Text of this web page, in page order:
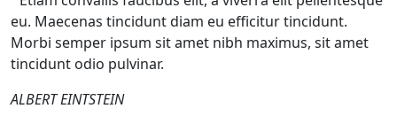
eu. Maecenas tincidunt diam eu efficitur tincidunt.
Morbi semper ipsum sit amet nibh maximus, sit amet
tincidunt odio pulvinar.
ALBERT EINTSTEIN